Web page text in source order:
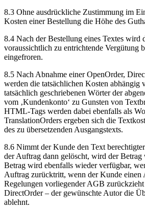
8.3 Ohne ausdrückliche Zustimmung im
Kosten einer Bestellung die Höhe des
8.4 Nach der Bestellung eines Textes wird
voraussichtlich zu entrichtende Vergütung
eingefroren.
8.5 Nach Abnahme einer OpenOrder,
werden die tatsächlichen Kosten abhängig
tatsächlich geschriebenen Wörter der
vom ‚Kundenkonto‘ zu Gunsten von
HTML-Tags werden dabei ebenfalls als
TranslationOrders ergeben sich die
des zu übersetzenden Ausgangstexts.
8.6 Nimmt der Kunde den Text
der Auftrag dann gelöscht, wird der
Betrag wird ebenfalls wieder verfügbar,
Auftrag zurücktritt, wenn der Kunde einen
Regelungen vorliegender AGB
DirectOrder – der gewünschte Autor die
ablehnt.